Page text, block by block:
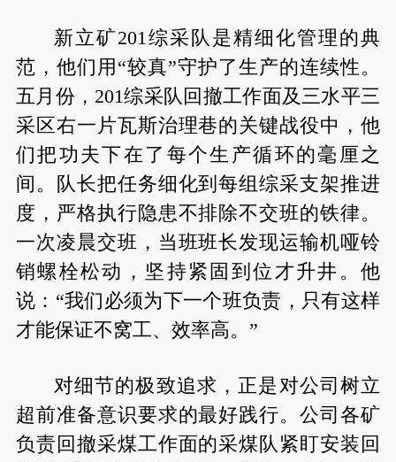
新立矿201综采队是精细化管理的典
范，他们用“较真”守护了生产的连续性。
五月份，201综采队回撤工作面及三水平三
采区右一片瓦斯治理巷的关键战役中，他
们把功夫下在了每个生产循环的毫厘之
间。队长把任务细化到每组综采支架推进
度，严格执行隐患不排除不交班的铁律。
一次凌晨交班，当班班长发现运输机哑铃
销螺栓松动，坚持紧固到位才升井。他
说：“我们必须为下一个班负责，只有这样
才能保证不窝工、效率高。”
对细节的极致追求，正是对公司树立
超前准备意识要求的最好践行。公司各矿
负责回撤采煤工作面的采煤队紧盯安装回